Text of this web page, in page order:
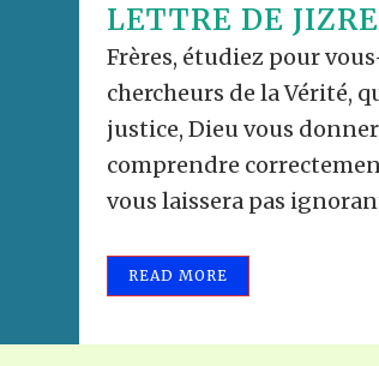
LETTRE DE
Frères, étudiez pour
chercheurs de la Vérité,
justice, Dieu vous
comprendre
vous laissera pas
READ MORE